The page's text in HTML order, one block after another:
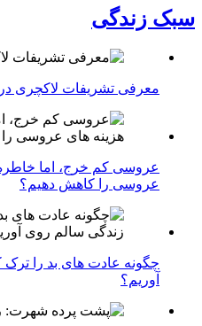
سبک زندگی
معرفی تشریفات لاکچری در
عروسی کم خرج، اما
عروسی را کاهش دهیم؟
چگونه عادت‌ های بد را
آوریم؟